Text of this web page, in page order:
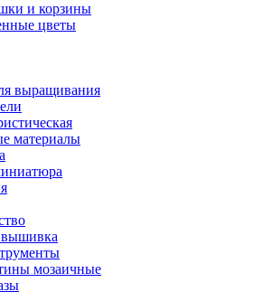
и корзины
цветы
выращивания
материалы
мозаичные